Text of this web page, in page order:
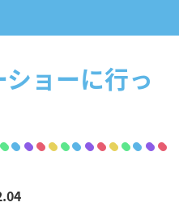
ョーに行っ